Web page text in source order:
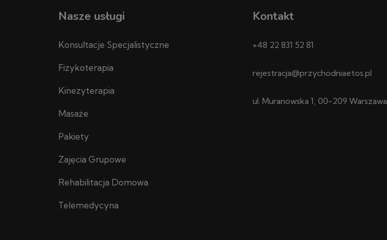
Nasze usługi
Konsultacje Specjalistyczne
Fizykoterapia
Kinezyterapia
Masaże
Pakiety
Zajęcia Grupowe
Rehabilitacja Domowa
Telemedycyna
Kontakt
+48 22 831 52 81
rejestracja@przychodniaetos.pl
ul. Muranowska 1, 00-209 Warszawa